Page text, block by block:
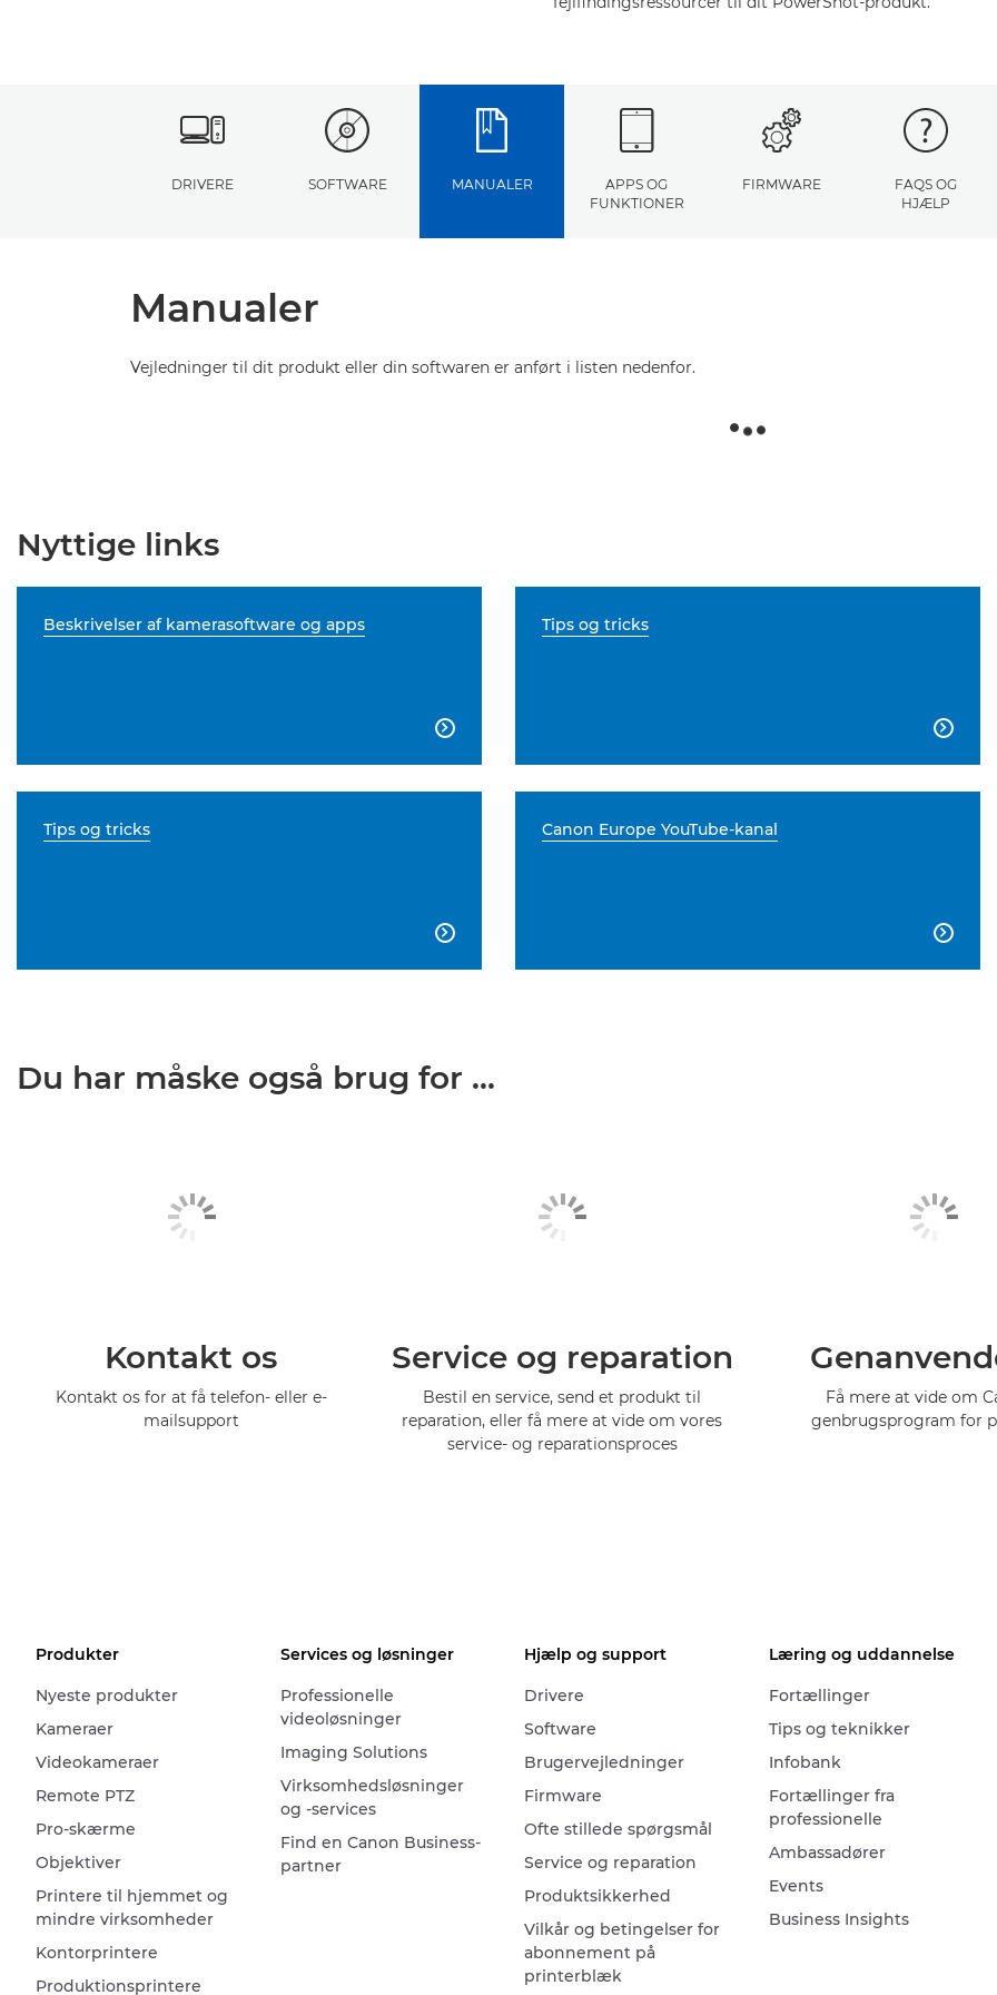
DRIVERE SOFTWARE MANUALER
APPS OG
FUNKTIONER
FIRMWARE
FAQS OG
HJÆLP
Manualer
Vejledninger til dit produkt eller din softwaren er anført i listen nedenfor.
Nyttige links
Beskrivelser af kamerasoftware og apps

Tips og tricks

Tips og tricks

Canon Europe YouTube-kanal

Du har måske også brug for ...
Kontakt os
Kontakt os for at få telefon- eller e-
mailsupport
Service og reparation
Bestil en service, send et produkt til
reparation, eller få mere at vide om vores
service- og reparationsproces
Få mere at vide om
genbrugsprogram for
Produkter
Nyeste produkter
Kameraer
Videokameraer
Remote PTZ
Pro-skærme
Objektiver
Printere til hjemmet og
mindre virksomheder
Kontorprintere
Produktionsprintere
Services og løsninger
Professionelle
videoløsninger
Imaging Solutions
Virksomhedsløsninger
og -services
Find en Canon Business-
partner
Hjælp og support
Drivere
Software
Brugervejledninger
Firmware
Ofte stillede spørgsmål
Service og reparation
Produktsikkerhed
Vilkår og betingelser for
abonnement på
printerblæk
Læring og uddannelse
Fortællinger
Tips og teknikker
Infobank
Fortællinger fra
professionelle
Ambassadører
Events
Business Insights